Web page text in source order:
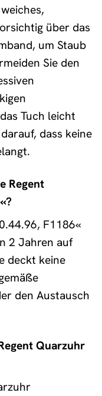
über das
um Staub
Sie den
Tuch leicht
dass keine
Regent
F1186«
2 Jahren auf
deckt keine
den Austausch
Quarzuhr